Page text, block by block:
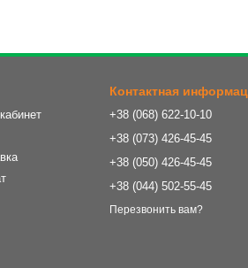
ветеринарные препараты для
профилактике и лечении.
смеси, богатые питательными
того, в ассортименте представлен
предлагаемых нашим
Контактная
+38 (068) 622-10-10
+38 (073) 426-45-45
+38 (050) 426-45-45
+38 (044) 502-55-45
Перезвонить вам?